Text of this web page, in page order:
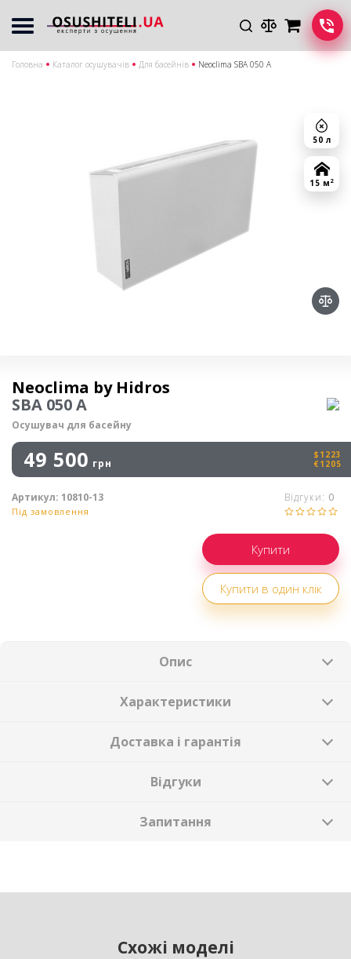
Головна Каталог осушувачів Для басейнів Neoclima SBA 050 A
50 л
15 м 2
Осушувач повітря
Neoclima by Hidros
SBA 050 A
Осушувач для басейну
49 500 грн
$1223
€1205
Під замовлення
Відгуки: 0
Артикул: 10810-13
Купити в один клік
Опис
Характеристики
Доставка і гарантія
Відгуки
Запитання
Схожі моделі